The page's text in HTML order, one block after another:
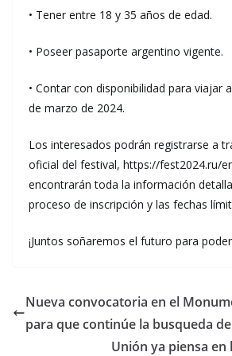
• Tener entre 18 y 35 años de edad.
• Poseer pasaporte argentino vigente.
• Contar con disponibilidad para viajar
de marzo de 2024.
Los interesados podrán registrarse a
oficial del festival, https://fest2024.ru/
encontrarán toda la información
proceso de inscripción y las fechas
¡Juntos soñaremos el futuro para
Nueva convocatoria en el
para que continúe la busqueda
Unión ya piensa en